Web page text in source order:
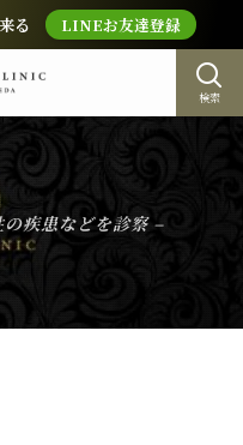
る LINEお友達登録
検索
疾患などを診察 –